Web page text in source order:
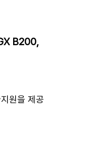
B200,
원을 제공